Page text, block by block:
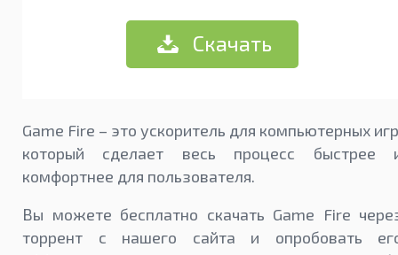
Скачать
Game Fire – это ускоритель для компьютерных
который сделает весь процесс быстрее
комфортнее для пользователя.
Вы можете бесплатно скачать Game Fire
торрент с нашего сайта и опробовать